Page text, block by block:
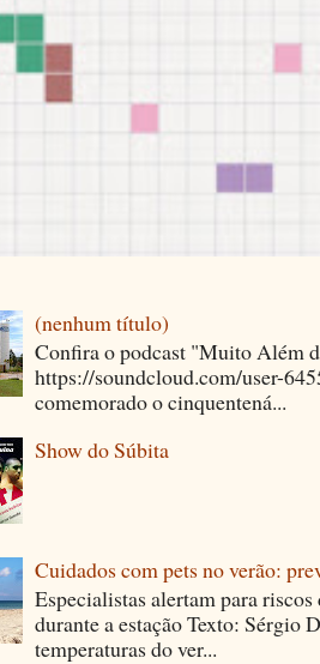
(nenhum título)
Confira o podcast "Muito Além
https://soundcloud.com/user-
comemorado o cinquentená...
Show do Súbita
Cuidados com pets no verão:
Especialistas alertam para
durante a estação Texto: Sérgio
temperaturas do ver...